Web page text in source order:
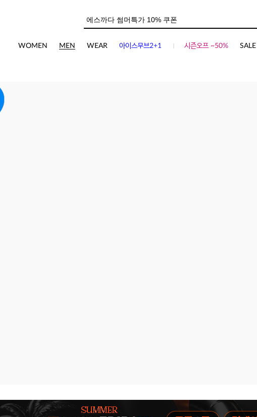
WOMEN MEN WEAR 아이스무브2+1 시즌오프 ~50% SALE